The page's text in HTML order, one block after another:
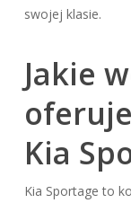
swojej klasie.
Jakie
Kia
Kia Sportage to